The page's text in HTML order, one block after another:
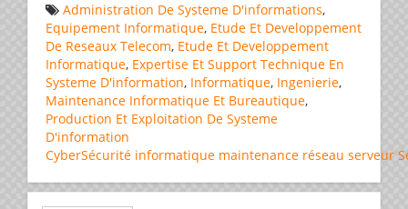
Administration De Systeme D'informations,
Equipement Informatique, Etude Et Developpement
De Reseaux Telecom, Etude Et Developpement
Informatique, Expertise Et Support Technique En
Systeme D'information, Informatique, Ingenierie,
Maintenance Informatique Et Bureautique,
Production Et Exploitation De Systeme
D'information
CyberSécurité informatique maintenance réseau serveur